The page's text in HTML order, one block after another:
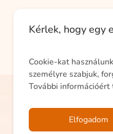
Kérlek, hogy egy
Cookie-kat
személyre szabjuk,
További
Elfogadom